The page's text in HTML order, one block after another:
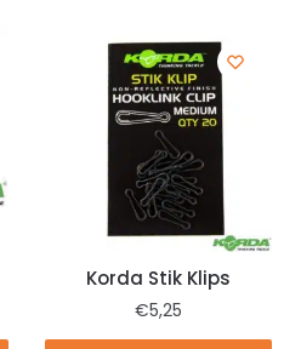
Korda Stik Klips
€5,25